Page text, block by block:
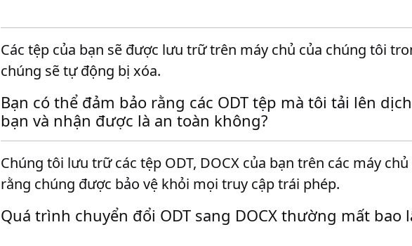
Các tệp của bạn sẽ được lưu trữ trên máy chủ của chúng tôi
chúng sẽ tự động bị xóa.
Bạn có thể đảm bảo rằng các ODT tệp mà tôi tải lên
bạn và nhận được là an toàn không?
Chúng tôi lưu trữ các tệp ODT, DOCX của bạn trên các máy
rằng chúng được bảo vệ khỏi mọi truy cập trái phép.
Quá trình chuyển đổi ODT sang DOCX thường mất bao